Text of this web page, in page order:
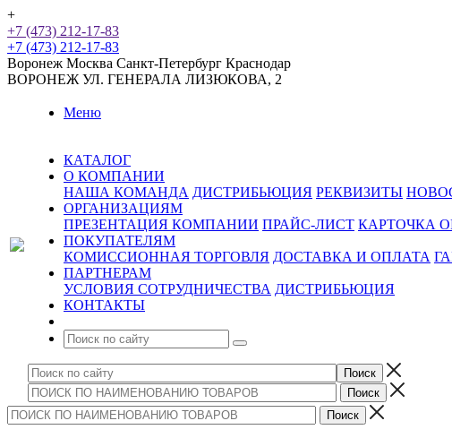
+
+7 (473) 212-17-83
+7 (473) 212-17-83
Воронеж Москва Санкт-Петербург Краснодар
ВОРОНЕЖ УЛ. ГЕНЕРАЛА ЛИЗЮКОВА, 2
Меню
КАТАЛОГ
О КОМПАНИИ
НАША КОМАНДА ДИСТРИБЬЮЦИЯ РЕКВИЗИТЫ
ОРГАНИЗАЦИЯМ
ПРЕЗЕНТАЦИЯ КОМПАНИИ ПРАЙС-ЛИСТ КАРТОЧКА
ПОКУПАТЕЛЯМ
КОМИССИОННАЯ ТОРГОВЛЯ ДОСТАВКА И ОПЛАТА
ПАРТНЕРАМ
УСЛОВИЯ СОТРУДНИЧЕСТВА ДИСТРИБЬЮЦИЯ
КОНТАКТЫ